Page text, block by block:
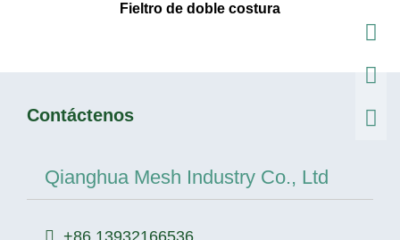
Fieltro de doble costura
Contáctenos
Qianghua Mesh Industry Co., Ltd
+86 13932166536